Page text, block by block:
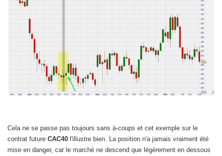
Cela ne se passe pas toujours sans à-coups et cet exemple sur le
contrat future CAC40 l'illustre bien. La position n'a jamais vraiment été
mise en danger, car le marché ne descend que légèrement en dessous